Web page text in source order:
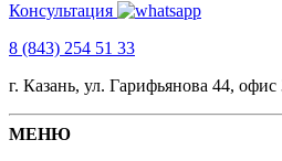
Консультация
8 (843) 254 51 33
г. Казань, ул. Гарифьянова 44, офис
МЕНЮ